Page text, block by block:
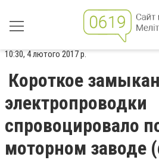
10:30, 4 лютого 2017 р.
Короткое
электропроводки
спровоцировало
моторном заводе